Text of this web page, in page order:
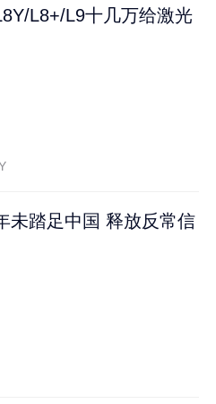
L8+/L9十几万给激光
未踏足中国 释放反常信